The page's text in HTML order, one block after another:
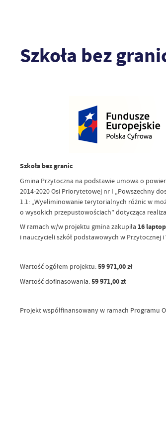
Szkoła bez
Szkoła bez granic
Gmina Przytoczna na podstawie umowa o
2014-2020 Osi Priorytetowej nr I „Powszechny
1.1: „Wyeliminowanie terytorialnych różnic w
o wysokich przepustowościach” dotycząca
W ramach w/w projektu gmina zakupiła 16
i nauczycieli szkół podstawowych w Przytocznej i
Wartość ogółem projektu:59 971,00 zł
Wartość dofinasowania:59 971,00 zł
Projekt współfinansowany w ramach Programu